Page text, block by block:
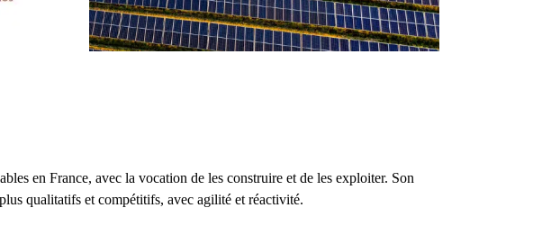
en France, avec la vocation de les construire et de les exploiter. Son
qualitatifs et compétitifs, avec agilité et réactivité.